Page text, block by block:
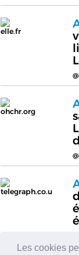
elle.fr
ohchr.org
telegraph.co.u
Les cookies